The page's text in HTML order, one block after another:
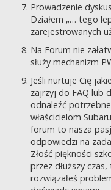
Prowadzenie
Działem „… tego
zarejestrowanych
Na Forum nie
służy mechanizm
Jeśli nurtuje Cię
zajrzyj do FAQ lub
odnaleźć
właścicielom
forum to nasza
odpowiedzi na
Złość piękności
przez dłuższy
rozwiązałeś